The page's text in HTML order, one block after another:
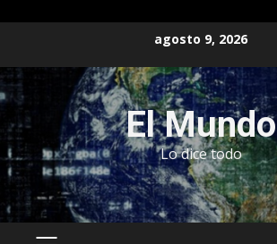
contenido
agosto 9, 2026
El Mundo
Lo dice todo